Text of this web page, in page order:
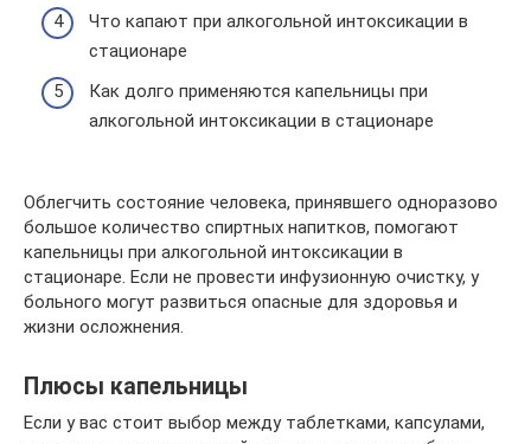
Что капают при алкогольной интоксикации в
стационаре
Как долго применяются капельницы при
алкогольной интоксикации в стационаре
Облегчить состояние человека, принявшего одноразово
большое количество спиртных напитков, помогают
капельницы при алкогольной интоксикации в
стационаре. Если не провести инфузионную очистку, у
больного могут развиться опасные для здоровья и
жизни осложнения.
Плюсы капельницы
Если у вас стоит выбор между таблетками, капсулами,